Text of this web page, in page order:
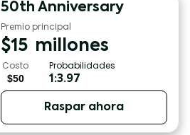
50th Anniversary
Premio principal
$15 millones
Costo
$50
Probabilidades
1:3.97
Raspar ahora